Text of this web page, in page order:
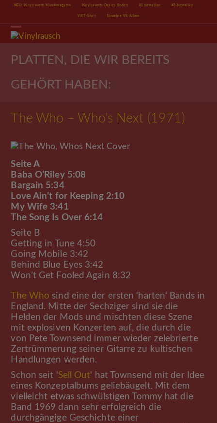
Skip
content
NEU: Vinylrausch Musikmagazin Vinylrausch-Dealer finden #1 bestellen #2 bestellen
VR T-Shirt Einzelne VR-Alben
Open
mobile
menu
Close
mobile
menu
PLATTEN, DIE WIR BEREITS
GEHÖRT HABEN:
The Who – Who’s Next (1971)
Seite A
Baba O’Riley 5:08
Bargain 5:34
Love Ain’t for Keeping 2:10
My Wife 3:41
The Song Is Over 6:14
Seite B
Getting in Tune 4:50
Going Mobile 3:42
Behind Blue Eyes 3:42
Won’t Get Fooled Again 8:32
The Who sind eine der ersten ‘harten‘ Bands in
England. Mitte der Sechziger sind sie die
Helden der Mods und mischten diese Szene
mit explosiven Konzerten auf, die durch die
von Pete Townsend immer wieder zelebrierte
Zertrümmerung seiner Gitarre zu kultischen
Handlungen werden.
Schon seit ‘Sell Out‘ hat Townsend mit der Idee
eines Konzeptalbums geliebäugelt. Mit dem
vielleicht etwas schwülstigen Tommy hat die
Band 1969 dann sehr erfolgreich die
durchgängige Geschichte einer